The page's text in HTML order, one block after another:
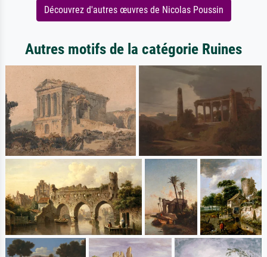
Découvrez d'autres œuvres de Nicolas Poussin
Autres motifs de la catégorie Ruines